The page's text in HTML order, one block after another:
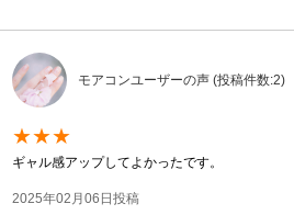
モアコンユーザーの声 (投稿件数:2)
★★★
ギャル感アップしてよかったです。
2025年02月06日投稿